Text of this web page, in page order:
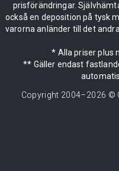
prisförändringar.
också en deposition på tysk
varorna anländer till det
* Alla priser plus
** Gäller endast
Copyright 2004–2026 ©